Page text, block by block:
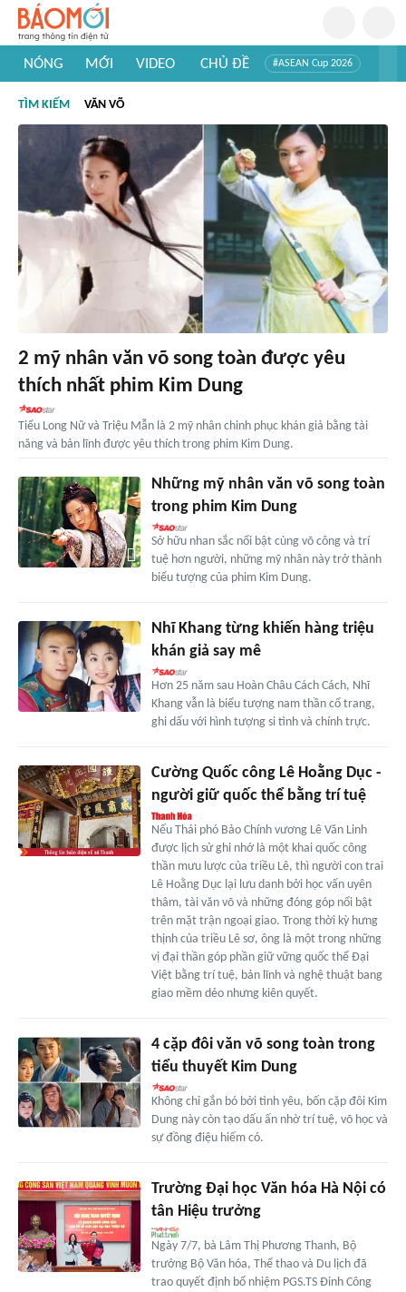
NÓNG MỚI VIDEO CHỦ ĐỀ #ASEAN Cup 2026
#Khám phá thế giới
TÌM KIẾM VĂN VÕ
2 mỹ nhân văn võ song toàn được yêu
thích nhất phim Kim Dung
Tiểu Long Nữ và Triệu Mẫn là 2 mỹ nhân chinh phục khán giả bằng tài
năng và bản lĩnh được yêu thích trong phim Kim Dung.
Những mỹ nhân văn võ song toàn
trong phim Kim Dung
Sở hữu nhan sắc nổi bật cùng võ công và trí
tuệ hơn người, những mỹ nhân này trở thành
biểu tượng của phim Kim Dung.
Nhĩ Khang từng khiến hàng triệu
khán giả say mê
Hơn 25 năm sau Hoàn Châu Cách Cách, Nhĩ
Khang vẫn là biểu tượng nam thần cổ trang,
ghi dấu với hình tượng si tình và chính trực.
Cường Quốc công Lê Hoằng Dục -
người giữ quốc thể bằng trí tuệ
Nếu Thái phó Bảo Chính vương Lê Văn Linh
được lịch sử ghi nhớ là một khai quốc công
thần mưu lược của triều Lê, thì người con trai
Lê Hoằng Dục lại lưu danh bởi học vấn uyên
thâm, tài văn võ và những đóng góp nổi bật
trên mặt trận ngoại giao. Trong thời kỳ hưng
thịnh của triều Lê sơ, ông là một trong những
vị đại thần góp phần giữ vững quốc thể Đại
Việt bằng trí tuệ, bản lĩnh và nghệ thuật bang
giao mềm dẻo nhưng kiên quyết.
4 cặp đôi văn võ song toàn trong
tiểu thuyết Kim Dung
Không chỉ gắn bó bởi tình yêu, bốn cặp đôi Kim
Dung này còn tạo dấu ấn nhờ trí tuệ, võ học và
sự đồng điệu hiếm có.
Trường Đại học Văn hóa Hà Nội có
tân Hiệu trưởng
Ngày 7/7, bà Lâm Thị Phương Thanh, Bộ
trưởng Bộ Văn hóa, Thể thao và Du lịch đã
trao quyết định bổ nhiệm PGS.TS Đinh Công